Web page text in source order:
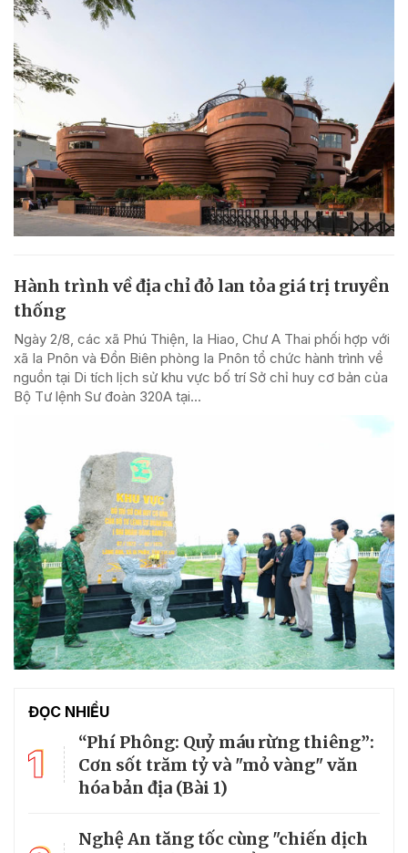
Hành trình về địa chỉ đỏ lan tỏa giá trị truyền
thống
Ngày 2/8, các xã Phú Thiện, Ia Hiao, Chư A Thai phối hợp với
xã Ia Pnôn và Đồn Biên phòng Ia Pnôn tổ chức hành trình về
nguồn tại Di tích lịch sử khu vực bố trí Sở chỉ huy cơ bản của
Bộ Tư lệnh Sư đoàn 320A tại...
ĐỌC NHIỀU
1
“Phí Phông: Quỷ máu rừng thiêng”:
Cơn sốt trăm tỷ và "mỏ vàng" văn
hóa bản địa (Bài 1)
Nghệ An tăng tốc cùng "chiến dịch